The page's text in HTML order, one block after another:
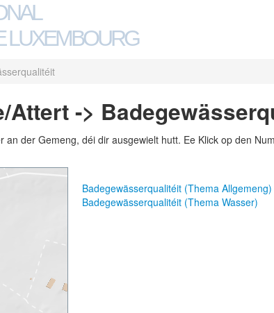
LUXEMBOURG
Attert ->
an der Gemeng, déi dir ausgewielt hutt. Ee Klick op den
Badegewässerqualitéit (Thema Allgemeng)
Badegewässerqualitéit (Thema Wasser)